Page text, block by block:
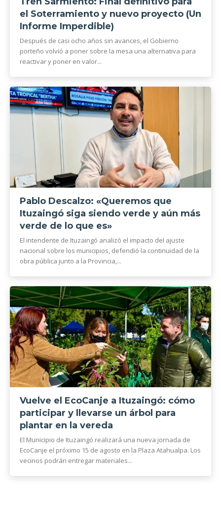
el Soterramiento y nuevo proyecto (Un
Informe Imperdible)
Después de casi ocho años sin avances, el Gobierno
porteño volvió a poner sobre la mesa una alternativa para
reactivar y poner en valor...
Pablo Descalzo: «Queremos que
Ituzaingó siga siendo verde y aún más
verde de lo que es»
El intendente de Ituzaingó analizó el impacto del ajuste
nacional sobre los municipios, defendió la continuidad de la
obra pública junto a la Provincia,...
Vuelve el EcoCanje a Ituzaingó: cómo
participar y llevarse un árbol para
plantar en la vereda
El Municipio de Ituzaingó realizará una nueva jornada de
EcoCanje el próximo 15 de agosto en la Plaza Atahualpa. Los
vecinos podrán entregar materiales...